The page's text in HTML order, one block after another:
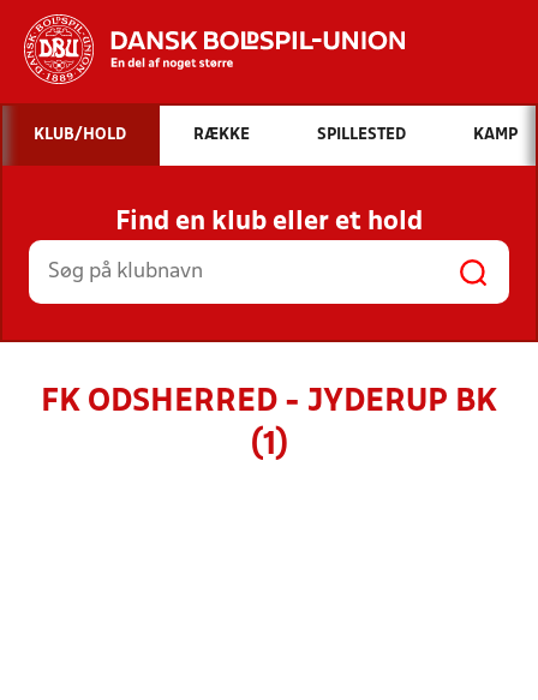
Hvad vil du søge efter?
INDHOLD OG NYHEDER
STILLINGER, RESULTATER, KLUBBER OG
HOLD
KLUB/HOLD RÆKKE SPILLESTED KAMP
Find en klub eller et hold
FK ODSHERRED - JYDERUP BK
(1)